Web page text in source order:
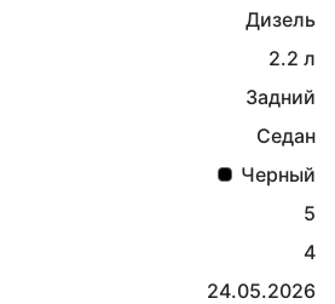
Дизель
2.2 л
Задний
Седан
Черный
5
4
24.05.2026